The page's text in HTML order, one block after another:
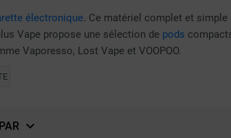
électronique. Ce matériel complet et
Vape propose une sélection de pods
Vaporesso, Lost Vape et VOOPOO.
qui produisent davantage de vapeur,
de votre parcours. Parmi les modèles